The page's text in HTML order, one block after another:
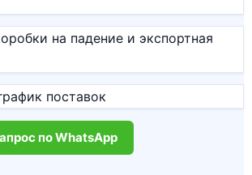
на падение и экспортная
поставок
по WhatsApp